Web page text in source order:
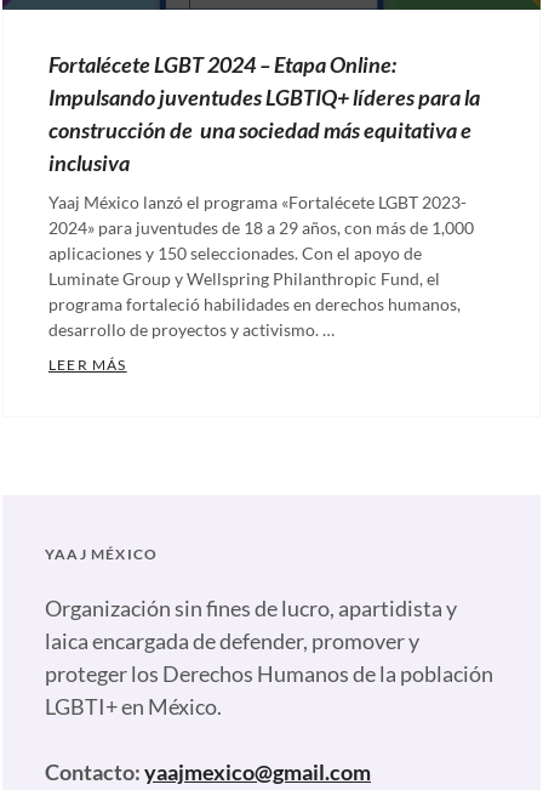
Fortalécete LGBT 2024 – Etapa Online:
Impulsando juventudes LGBTIQ+ líderes para la
construcción de una sociedad más equitativa e
inclusiva
Yaaj México lanzó el programa «Fortalécete LGBT 2023-
2024» para juventudes de 18 a 29 años, con más de 1,000
aplicaciones y 150 seleccionades. Con el apoyo de
Luminate Group y Wellspring Philanthropic Fund, el
programa fortaleció habilidades en derechos humanos,
desarrollo de proyectos y activismo. …
LEER MÁS
plumasTags:
digital,
Activismo
LGBT,
Capacitación
YAAJ MÉXICO
Organización sin fines de lucro, apartidista y
laica encargada de defender, promover y
proteger los Derechos Humanos de la población
LGBTI+ en México.
Contacto:yaajmexico@gmail.com